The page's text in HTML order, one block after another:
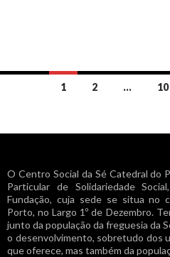
Navegação
artigos
1 2 … 10
O Centro Social da Sé Catedral do
Particular de Solidariedade
Fundação, cuja sede se situa no
Porto, no Largo 1º de Dezembro.
junto da população da freguesia da
o desenvolvimento, sobretudo dos
que oferece, mas também da